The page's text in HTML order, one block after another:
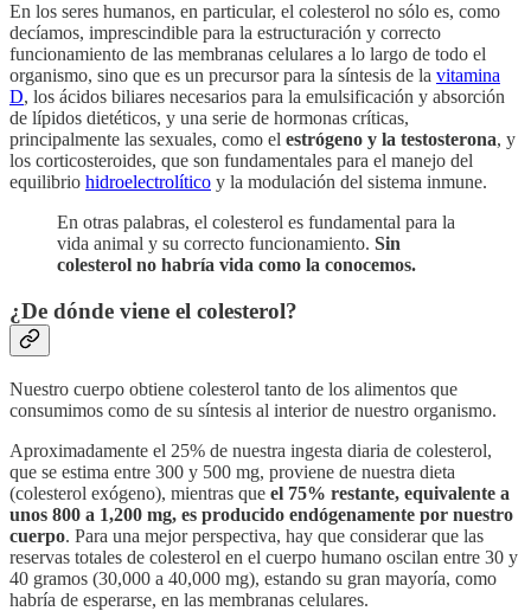
En los seres humanos, en particular, el colesterol no sólo es, como
decíamos, imprescindible para la estructuración y correcto
funcionamiento de las membranas celulares a lo largo de todo el
organismo, sino que es un precursor para la síntesis de la vitamina
D, los ácidos biliares necesarios para la emulsificación y absorción
de lípidos dietéticos, y una serie de hormonas críticas,
principalmente las sexuales, como el estrógeno y la testosterona, y
los corticosteroides, que son fundamentales para el manejo del
equilibrio hidroelectrolítico y la modulación del sistema inmune.
En otras palabras, el colesterol es fundamental para la
vida animal y su correcto funcionamiento. Sin
colesterol no habría vida como la conocemos.
¿De dónde viene el colesterol?
Nuestro cuerpo obtiene colesterol tanto de los alimentos que
consumimos como de su síntesis al interior de nuestro organismo.
Aproximadamente el 25% de nuestra ingesta diaria de colesterol,
que se estima entre 300 y 500 mg, proviene de nuestra dieta
(colesterol exógeno), mientras que el 75% restante, equivalente a
unos 800 a 1,200 mg, es producido endógenamente por nuestro
cuerpo. Para una mejor perspectiva, hay que considerar que las
reservas totales de colesterol en el cuerpo humano oscilan entre 30 y
40 gramos (30,000 a 40,000 mg), estando su gran mayoría, como
habría de esperarse, en las membranas celulares.